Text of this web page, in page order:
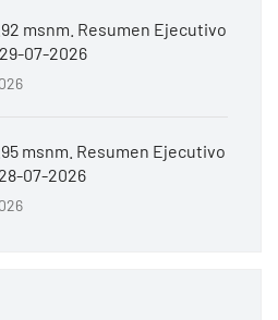
msnm. Resumen Ejecutivo
07-2026
msnm. Resumen Ejecutivo
07-2026